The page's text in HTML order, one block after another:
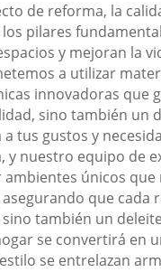
de reforma, la
pilares
y mejoran la
a utilizar
innovadoras que
sino también un
tus gustos y
y nuestro equipo de
ambientes únicos
que cada
también un
se convertirá en
se entrelazan